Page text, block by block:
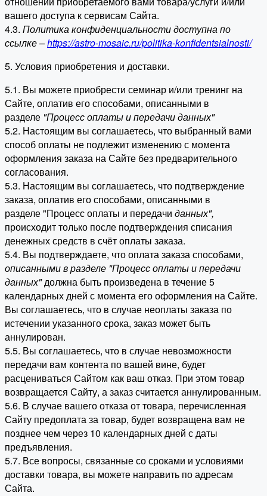
вашего доступа к сервисам Сайта.
4.3. Политика конфиденциальности доступна по
ссылке –https://astro-mosaic.ru/politika-konfidentsialnosti/
5. Условия приобретения и доставки.
5.1. Вы можете приобрести семинар и/или тренинг на
Сайте, оплатив его способами, описанными в
разделе "Процесс оплаты и передачи данных"
5.2. Настоящим вы соглашаетесь, что выбранный вами
способ оплаты не подлежит изменению с момента
оформления заказа на Сайте без предварительного
согласования.
5.3. Настоящим вы соглашаетесь, что подтверждение
заказа, оплатив его способами, описанными в
разделе "Процесс оплаты и передачи данных",
происходит только после подтверждения списания
денежных средств в счёт оплаты заказа.
5.4. Вы подтверждаете, что оплата заказа способами,
описанными в разделе "Процесс оплаты и передачи
данных"должна быть произведена в течение 5
календарных дней с момента его оформления на Сайте.
Вы соглашаетесь, что в случае неоплаты заказа по
истечении указанного срока, заказ может быть
аннулирован.
5.5. Вы соглашаетесь, что в случае невозможности
передачи вам контента по вашей вине, будет
расцениваться Сайтом как ваш отказ. При этом товар
возвращается Сайту, а заказ считается аннулированным.
5.6. В случае вашего отказа от товара, перечисленная
Сайту предоплата за товар, будет возвращена вам не
позднее чем через 10 календарных дней с даты
предъявления.
5.7. Все вопросы, связанные со сроками и условиями
доставки товара, вы можете направить по адресам
Сайта.